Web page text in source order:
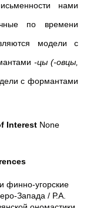
нами
по времени
модели с
-цы (-овцы,
с формантами
Interest None
финно-угорские
Запада / Р.А.